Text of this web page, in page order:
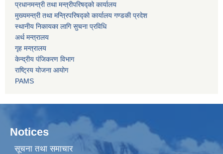
प्रधानमन्त्री तथा मन्त्रीपरिषद्को कार्यालय
मुख्यमन्त्री तथा मन्त्रिपरिषद्को कार्यालय गण्डकी प्रदेश
स्थानीय निकायका लागि सुचना प्रविधि
अर्थ मन्त्रालय
गृह मन्त्रालय
केन्द्रीय पंजिकरण विभाग
राष्ट्रिय योजना आयोग
PAMS
Notices
सूचना तथा समाचार